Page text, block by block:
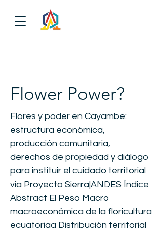
Flower Power?
Flores y poder en Cayambe:
estructura económica,
producción comunitaria,
derechos de propiedad y diálogo
para instituir el cuidado territorial
vía Proyecto Sierra|ANDES Índice
Abstract El Peso Macro
macroeconómica de la floricultura
ecuatoriaa Distribución territorial